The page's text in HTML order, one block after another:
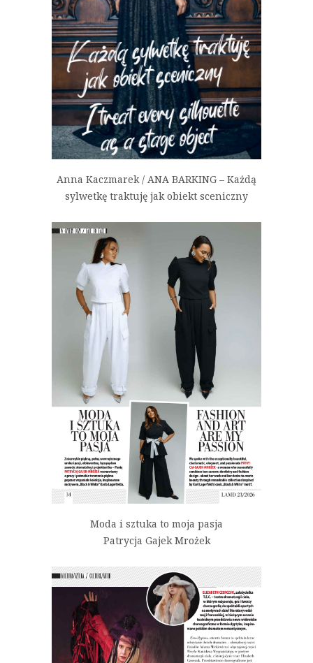
Anna Kaczmarek / ANA BARKING – Każdą
sylwetkę traktuję jak obiekt sceniczny
Moda i sztuka to moja pasja
Patrycja Gajek Mrożek